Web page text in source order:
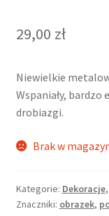
29,00 zł
Niewielkie
Wspaniały,
drobiazgi.
Brak w
Kategorie: Dekoracje,
Znaczniki: obrazek,